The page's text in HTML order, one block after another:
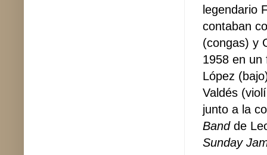
legendario
contaban
(congas) y
1958 en un
López
Valdés
junto a la
Bandde
Sunday